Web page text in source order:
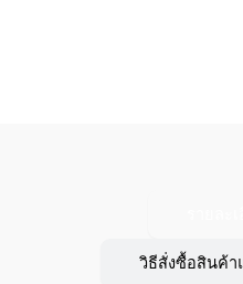
วิธีสั่งซื้อสินค้า